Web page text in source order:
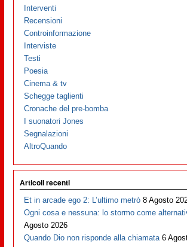
Interventi
Recensioni
Controinformazione
Interviste
Testi
Poesia
Cinema & tv
Schegge taglienti
Cronache del pre-bomba
I suonatori Jones
Segnalazioni
AltroQuando
Articoli recenti
Et in arcade ego 2: L’ultimo metrò 8 Agosto
Ogni cosa e nessuna: lo stormo come
Agosto 2026
Quando Dio non risponde alla chiamata 6